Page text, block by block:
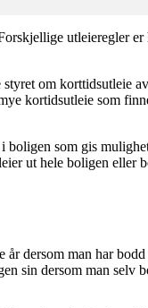
utleieregler
om korttidsutleie
kortidsutleie som
som gis
ut hele boligen eller
dersom man har
sin dersom man selv